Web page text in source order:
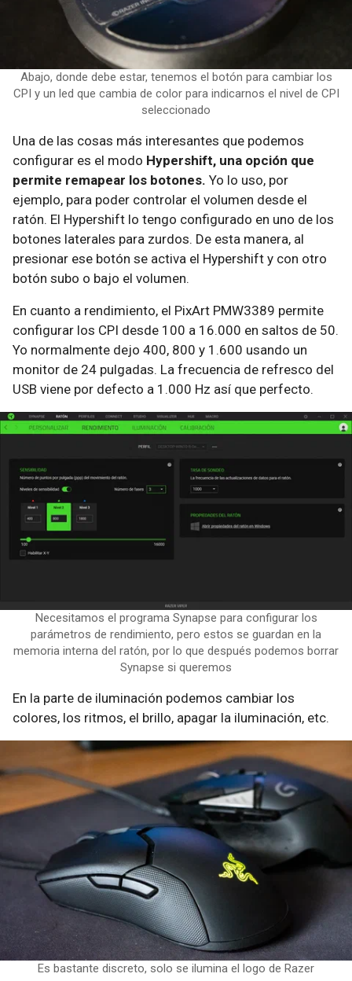
Abajo, donde debe estar, tenemos el botón para cambiar los
CPI y un led que cambia de color para indicarnos el nivel de CPI
seleccionado
Una de las cosas más interesantes que podemos
configurar es el modo Hypershift, una opción que
permite remapear los botones. Yo lo uso, por
ejemplo, para poder controlar el volumen desde el
ratón. El Hypershift lo tengo configurado en uno de los
botones laterales para zurdos. De esta manera, al
presionar ese botón se activa el Hypershift y con otro
botón subo o bajo el volumen.
En cuanto a rendimiento, el PixArt PMW3389 permite
configurar los CPI desde 100 a 16.000 en saltos de 50.
Yo normalmente dejo 400, 800 y 1.600 usando un
monitor de 24 pulgadas. La frecuencia de refresco del
USB viene por defecto a 1.000 Hz así que perfecto.
Necesitamos el programa Synapse para configurar los
parámetros de rendimiento, pero estos se guardan en la
memoria interna del ratón, por lo que después podemos borrar
Synapse si queremos
En la parte de iluminación podemos cambiar los
colores, los ritmos, el brillo, apagar la iluminación, etc.
Es bastante discreto, solo se ilumina el logo de Razer